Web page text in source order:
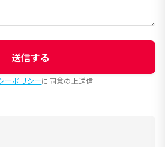
送信する
ーポリシーに同意の上送信